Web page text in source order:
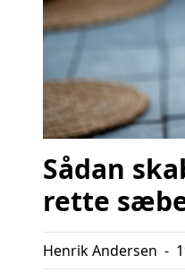
Sådan
rette
Henrik Andersen -